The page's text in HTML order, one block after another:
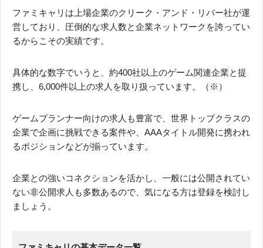
ファミキャリは上場企業のクリーク・アンド・リバー社が運
営しており、圧倒的な求人数と企業ネットワークを誇ってい
るからこその実績です。
具体的な数字でいうと、約400社以上のゲーム関連企業と提
携し、6,000件以上の求人を取り扱っています。（※）
ゲームプランナー向けの求人も豊富で、世界トップクラスの
企業で企画に挑戦できる案件や、AAAタイトル開発に携われ
るポジションなどが揃っています。
企業との強いコネクションを活かし、一般には公開されてい
ない非公開求人も多数あるので、気になる方は登録を検討し
ましょう。